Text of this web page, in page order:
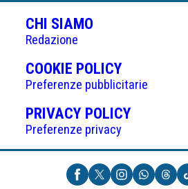
CHI SIAMO
Redazione
COOKIE POLICY(APRE
IN
UNA
NUOVA
Preferenze pubblicitarie
PRIVACY POLICY(APRE
UNA
NUOVA
SCHEDA)
Preferenze privacy